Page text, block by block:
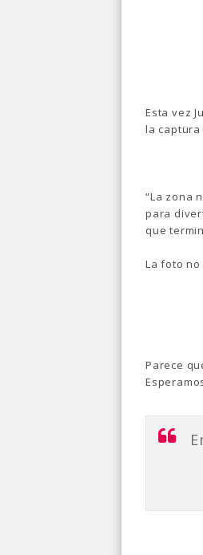
Esta vez
la captura
“La zona
para
que
La foto no
Parece